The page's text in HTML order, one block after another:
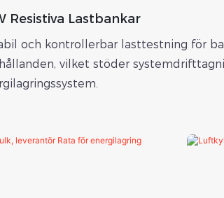
Resistiva Lastbankar
och kontrollerbar lasttestning för
vilket stöder